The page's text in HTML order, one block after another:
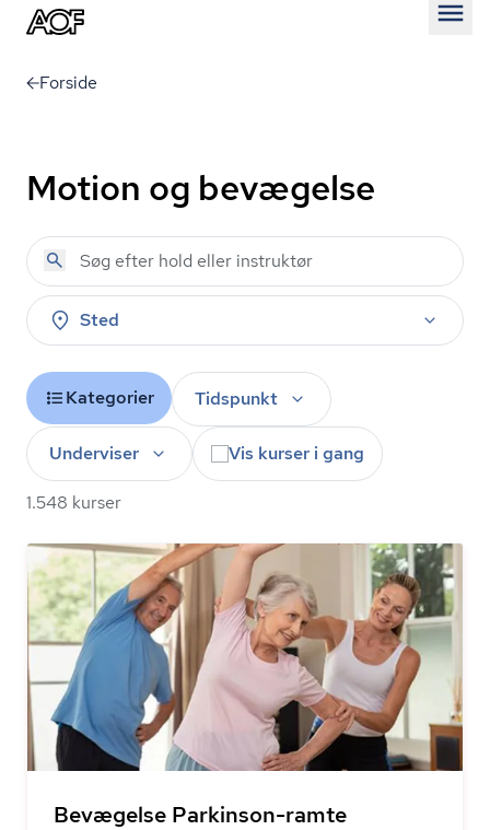
Forside
Motion og bevægelse
Sted
Kategorier Tidspunkt
Underviser Vis kurser i gang
1.548 kurser
Bevægelse Parkinson-ramte